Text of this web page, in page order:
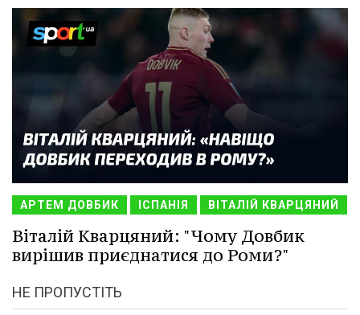
АРТЕМ ДОВБИК ІСПАНІЯ ВІТАЛІЙ КВАРЦЯНИЙ
Віталій Кварцяний: "Чому Довбик
вирішив приєднатися до Роми?"
НЕ ПРОПУСТІТЬ